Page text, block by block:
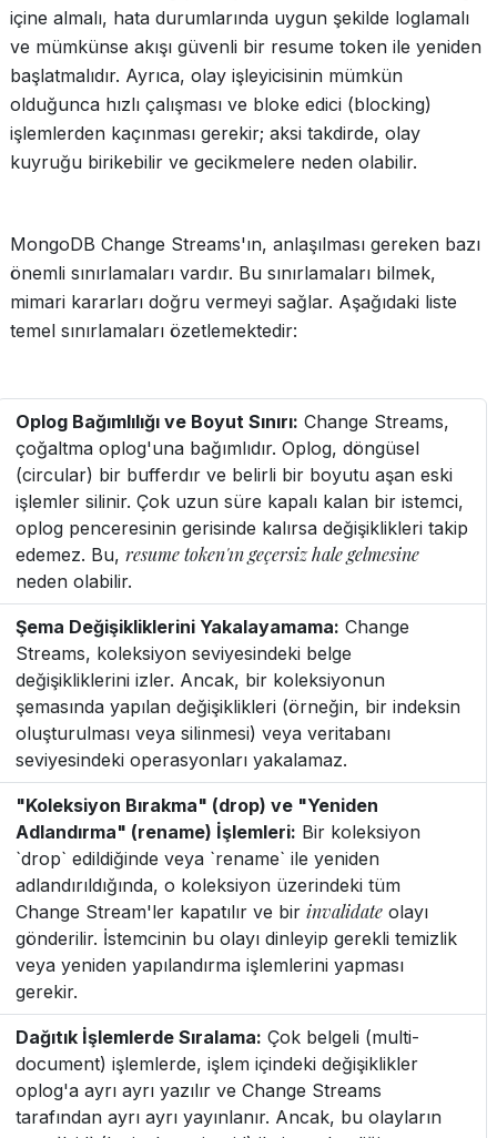
içine almalı, hata durumlarında uygun şekilde loglamalı
ve mümkünse akışı güvenli bir resume token ile yeniden
başlatmalıdır. Ayrıca, olay işleyicisinin mümkün
olduğunca hızlı çalışması ve bloke edici (blocking)
işlemlerden kaçınması gerekir; aksi takdirde, olay
kuyruğu birikebilir ve gecikmelere neden olabilir.
MongoDB Change Streams'ın, anlaşılması gereken bazı
önemli sınırlamaları vardır. Bu sınırlamaları bilmek,
mimari kararları doğru vermeyi sağlar. Aşağıdaki liste
temel sınırlamaları özetlemektedir:
Oplog Bağımlılığı ve Boyut Sınırı: Change Streams,
çoğaltma oplog'una bağımlıdır. Oplog, döngüsel
(circular) bir bufferdır ve belirli bir boyutu aşan eski
işlemler silinir. Çok uzun süre kapalı kalan bir istemci,
oplog penceresinin gerisinde kalırsa değişiklikleri takip
edemez. Bu, resume token'ın geçersiz hale gelmesine
neden olabilir.
Şema Değişikliklerini Yakalayamama: Change
Streams, koleksiyon seviyesindeki belge
değişikliklerini izler. Ancak, bir koleksiyonun
şemasında yapılan değişiklikleri (örneğin, bir indeksin
oluşturulması veya silinmesi) veya veritabanı
seviyesindeki operasyonları yakalamaz.
"Koleksiyon Bırakma" (drop) ve "Yeniden
Adlandırma" (rename) İşlemleri: Bir koleksiyon
`drop` edildiğinde veya `rename` ile yeniden
adlandırıldığında, o koleksiyon üzerindeki tüm
Change Stream'ler kapatılır ve bir invalidate olayı
gönderilir. İstemcinin bu olayı dinleyip gerekli temizlik
veya yeniden yapılandırma işlemlerini yapması
gerekir.
Dağıtık İşlemlerde Sıralama: Çok belgeli (multi-
document) işlemlerde, işlem içindeki değişiklikler
oplog'a ayrı ayrı yazılır ve Change Streams
tarafından ayrı ayrı yayınlanır. Ancak, bu olayların